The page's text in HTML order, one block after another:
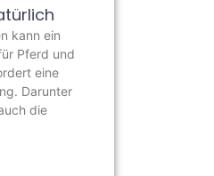
kann ein
Pferd und
eine
Darunter
die